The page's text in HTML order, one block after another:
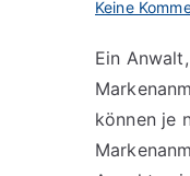
Keine
Ein
können je